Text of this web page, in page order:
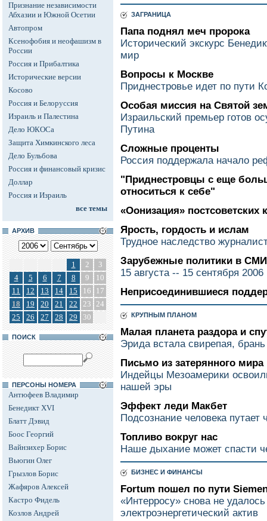
Признание независимости
Абхазии и Южной Осетии
Автопром
Ксенофобия и неофашизм в
России
Россия и Прибалтика
Исторические версии
Косово
Россия и Белоруссия
Израиль и Палестина
Дело ЮКОСа
Защита Химкинского леса
Дело Бульбова
Россия и финансовый кризис
Доллар
Россия и Израиль
все темы
АРХИВ
1 2
3
4
5 6 7 8 9
10
11
12 13 14 15 16
17
18
19 20 21 22 23 24
25
26 27 28 29 30
ПОИСК
ПЕРСОНЫ НОМЕРА
Антюфеев Владимир
Бенедикт XVI
Блатт Дэвид
Боос Георгий
Вайнзихер Борис
Вьюгин Олег
Грызлов Борис
Жафяров Алексей
Кастро Фидель
Козлов Андрей
ЗАГРАНИЦА
Папа поднял меч пророка
Исторический экскурс
мир
Вопросы к Москве
Приднестровье идет по пути
Особая миссия на Святой
Израильский премьер готов
Путина
Сложные проценты
Россия поддержала начало
"Приднестровцы с еще
относиться к себе"
«Оонизация» постсоветских
Ярость, гордость и ислам
Трудное наследство
Зарубежные политики в СМИ
15 августа -- 15 сентября 2006
Неприсоединившиеся
КРУПНЫМ ПЛАНОМ
Малая планета раздора и
Эрида встала свирепая,
Письмо из затерянного мира
Индейцы Мезоамерики
нашей эры
Эффект леди Макбет
Подсознание человека
Топливо вокруг нас
Наше дыхание может спасти
БИЗНЕС И ФИНАНСЫ
Fortum пошел по пути
«Интерросу» снова не
электроэнергетический актив